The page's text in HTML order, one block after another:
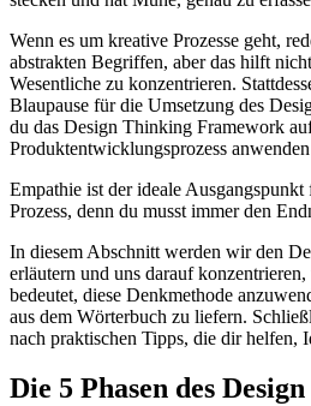
Wenn es um kreative Prozesse geht,
abstrakten Begriffen, aber das hilft
Wesentliche zu konzentrieren.
Blaupause für die Umsetzung des
du das Design Thinking Framework
Produktentwicklungsprozess
Empathie ist der ideale
Prozess, denn du musst immer den
In diesem Abschnitt werden wir den
erläutern und uns darauf
bedeutet, diese Denkmethode
aus dem Wörterbuch zu liefern.
nach praktischen Tipps, die dir helfen,
Die 5 Phasen des